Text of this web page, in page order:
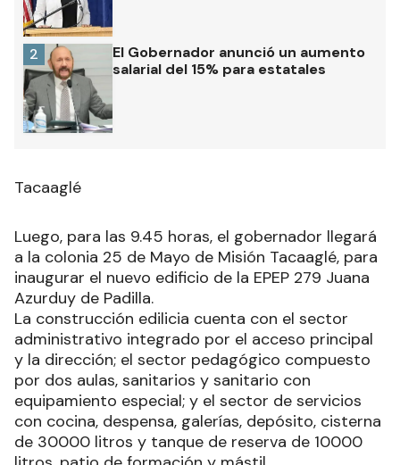
El Gobernador anunció un aumento
salarial del 15% para estatales
2
Tacaaglé
Luego, para las 9.45 horas, el gobernador llegará
a la colonia 25 de Mayo de Misión Tacaaglé, para
inaugurar el nuevo edificio de la EPEP 279 Juana
Azurduy de Padilla.
La construcción edilicia cuenta con el sector
administrativo integrado por el acceso principal
y la dirección; el sector pedagógico compuesto
por dos aulas, sanitarios y sanitario con
equipamiento especial; y el sector de servicios
con cocina, despensa, galerías, depósito, cisterna
de 30000 litros y tanque de reserva de 10000